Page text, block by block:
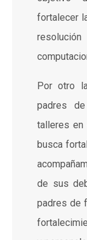
fortalecer
Por otro
padres
talleres en
busca
de sus
padres de